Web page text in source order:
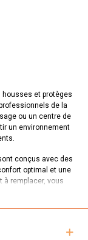
housses et protèges
de la
ou un centre de
un environnement
conçus avec des
optimal et une
remplacer, vous
une excellente
des bactéries et